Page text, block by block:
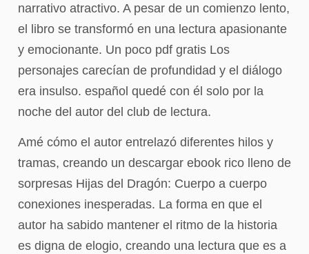
narrativo atractivo. A pesar de un comienzo lento,
el libro se transformó en una lectura apasionante
y emocionante. Un poco pdf gratis Los
personajes carecían de profundidad y el diálogo
era insulso. español quedé con él solo por la
noche del autor del club de lectura.
Amé cómo el autor entrelazó diferentes hilos y
tramas, creando un descargar ebook rico lleno de
sorpresas Hijas del Dragón: Cuerpo a cuerpo
conexiones inesperadas. La forma en que el
autor ha sabido mantener el ritmo de la historia
es digna de elogio, creando una lectura que es a